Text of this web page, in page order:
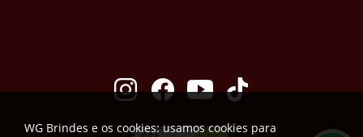
WG Brindes e os cookies: usamos cookies para